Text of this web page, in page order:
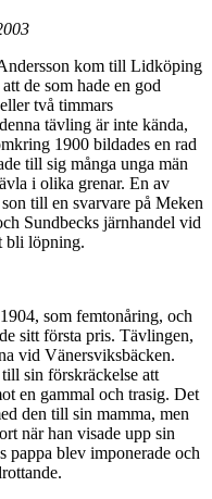
kom till Lidköping
de som hade en god
två timmars
tävling är inte kända,
1900 bildades en rad
till sig många unga män
i olika grenar. En av
till en svarvare på Meken
Sundbecks järnhandel vid
bli löpning.
som femtonåring, och
sitt första pris. Tävlingen,
vid Vänersviksbäcken.
sin förskräckelse att
en gammal och trasig. Det
den till sin mamma, men
när han visade upp sin
pappa blev imponerade och